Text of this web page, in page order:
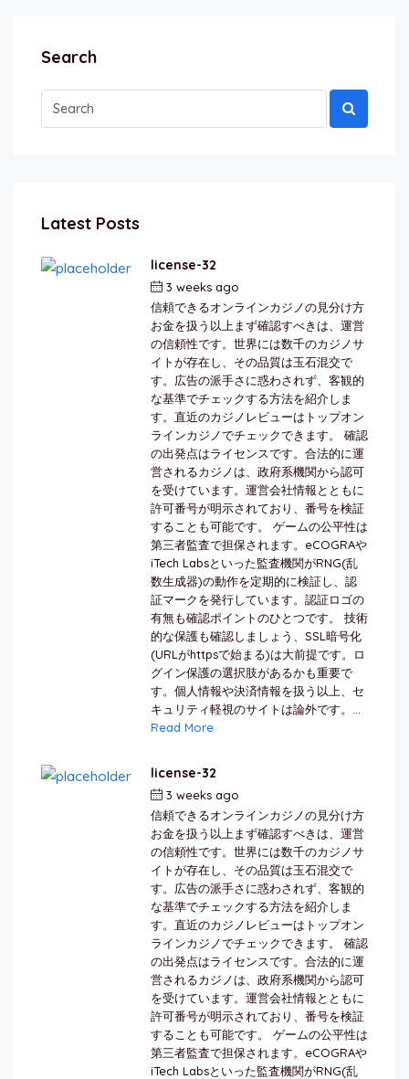
Search
Latest Posts
license-32
3 weeks ago
信頼できるオンラインカジノの見分け方
お金を扱う以上まず確認すべきは、運営
の信頼性です。世界には数千のカジノサ
イトが存在し、その品質は玉石混交で
す。広告の派手さに惑わされず、客観的
な基準でチェックする方法を紹介しま
す。直近のカジノレビューはトップオン
ラインカジノでチェックできます。 確認
の出発点はライセンスです。合法的に運
営されるカジノは、政府系機関から認可
を受けています。運営会社情報とともに
許可番号が明示されており、番号を検証
することも可能です。 ゲームの公平性は
第三者監査で担保されます。eCOGRAや
iTech Labsといった監査機関がRNG(乱
数生成器)の動作を定期的に検証し、認
証マークを発行しています。認証ロゴの
有無も確認ポイントのひとつです。 技術
的な保護も確認しましょう、SSL暗号化
(URLがhttpsで始まる)は大前提です。ロ
グイン保護の選択肢があるかも重要で
す。個人情報や決済情報を扱う以上、セ
キュリティ軽視のサイトは論外です。...
Read More
license-32
3 weeks ago
信頼できるオンラインカジノの見分け方
お金を扱う以上まず確認すべきは、運営
の信頼性です。世界には数千のカジノサ
イトが存在し、その品質は玉石混交で
す。広告の派手さに惑わされず、客観的
な基準でチェックする方法を紹介しま
す。直近のカジノレビューはトップオン
ラインカジノでチェックできます。 確認
の出発点はライセンスです。合法的に運
営されるカジノは、政府系機関から認可
を受けています。運営会社情報とともに
許可番号が明示されており、番号を検証
することも可能です。 ゲームの公平性は
第三者監査で担保されます。eCOGRAや
iTech Labsといった監査機関がRNG(乱